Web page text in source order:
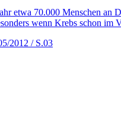
etwa 70.000 Menschen
wenn Krebs schon im
2012 / S.03